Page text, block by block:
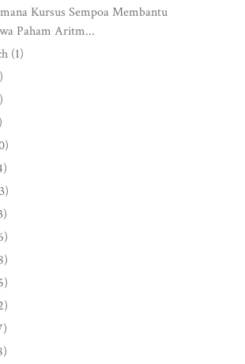
Kursus Sempoa Membantu
Paham Aritm...
(1)